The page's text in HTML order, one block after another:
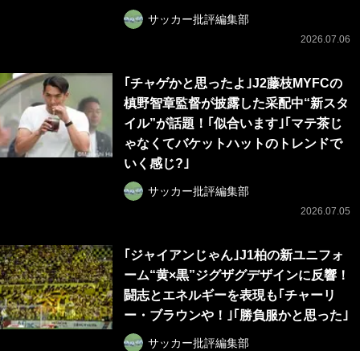
サッカー批評編集部
2026.07.06
｢チャゲかと思ったよ｣J2藤枝MYFCの
槙野智章監督が披露した采配中“新スタ
イル”が話題！｢似合います｣｢マテ茶じ
ゃなくてバケットハットのトレンドで
いく感じ?｣
サッカー批評編集部
2026.07.05
｢ジャイアンじゃん｣J1柏の新ユニフォ
ーム“黄×黒”ジグザグデザインに反響！
闘志とエネルギーを表現も｢チャーリ
ー・ブラウンや！｣｢勝負服かと思った｣
サッカー批評編集部